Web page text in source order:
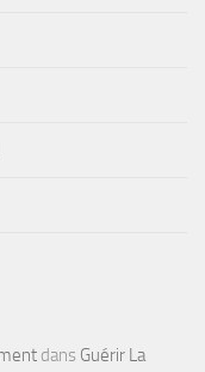
dans Guérir La